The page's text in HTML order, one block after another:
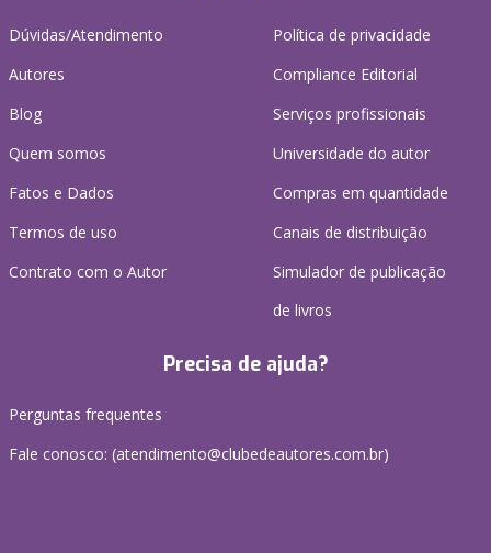
Dúvidas/Atendimento
Autores
Blog
Quem somos
Fatos e Dados
Termos de uso
Contrato com o Autor
Política de privacidade
Compliance Editorial
Serviços profissionais
Universidade do autor
Compras em quantidade
Canais de distribuição
Simulador de publicação
de livros
Precisa de ajuda?
Perguntas frequentes
Fale conosco: (atendimento@clubedeautores.com.br)